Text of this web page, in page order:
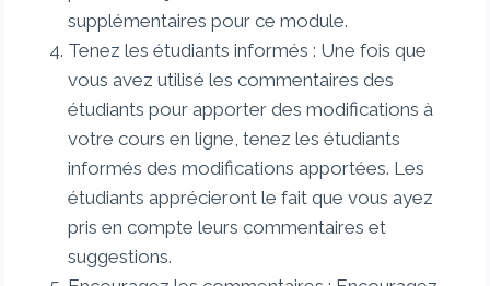
supplémentaires pour ce module.
Tenez les étudiants informés : Une fois que
vous avez utilisé les commentaires des
étudiants pour apporter des modifications à
votre cours en ligne, tenez les étudiants
informés des modifications apportées. Les
étudiants apprécieront le fait que vous ayez
pris en compte leurs commentaires et
suggestions.